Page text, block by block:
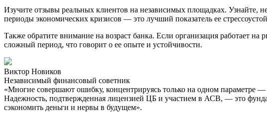
Изучите отзывы реальных клиентов на независимых площадках. Узнайте,
периоды экономических кризисов — это лучший показатель ее
Также обратите внимание на возраст банка. Если организация работает
сложный период, что говорит о ее опыте и устойчивости.
Виктор Новиков
Независимый финансовый советник
«Многие совершают ошибку, концентрируясь только на одном параметре
Надежность, подтвержденная лицензией ЦБ и участием в АСВ, — это
сэкономить деньги и нервы в будущем».